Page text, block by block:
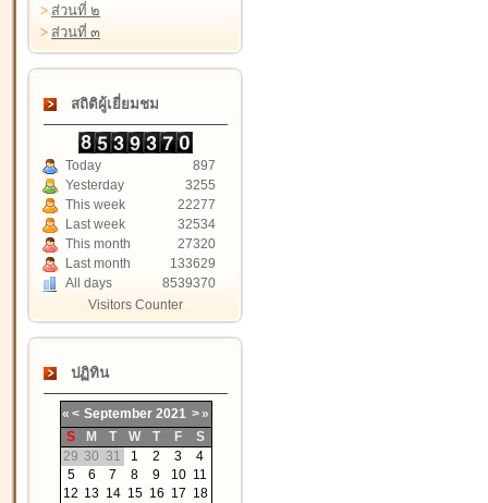
> ส่วนที่ ๒
> ส่วนที่ ๓
สถิติผู้เยี่ยมชม
Today
897
Yesterday
3255
This week
22277
Last week
32534
This month
27320
Last month
133629
All days
8539370
Visitors Counter
ปฏิทิน
« < September 2021 >»
S
M T W T F
S
29 30 31 1 2 3
4
5
6 7 8 9 10 11
12 13 14 15 16 17 18